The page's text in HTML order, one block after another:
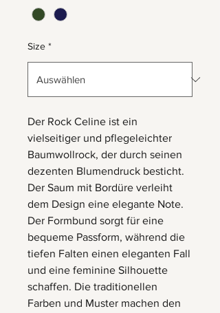
Size *
Der Rock Celine ist ein
vielseitiger und pflegeleichter
Baumwollrock, der durch seinen
dezenten Blumendruck besticht.
Der Saum mit Bordüre verleiht
dem Design eine elegante Note.
Der Formbund sorgt für eine
bequeme Passform, während die
tiefen Falten einen eleganten Fall
und eine feminine Silhouette
schaffen. Die traditionellen
Farben und Muster machen den